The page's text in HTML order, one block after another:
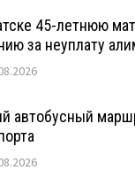
45-летнюю
за неуплату
автобусный